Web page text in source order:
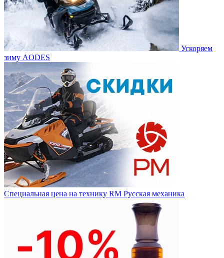
Ускоряем
зиму AODES
Специальная цена на технику RM Русская механика